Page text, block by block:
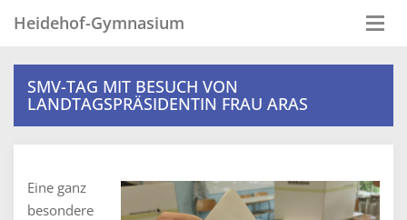
Heidehof-Gymnasium
SMV-TAG MIT BESUCH VON
LANDTAGSPRÄSIDENTIN FRAU ARAS
Eine ganz
besondere